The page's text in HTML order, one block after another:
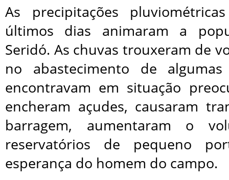
As precipitações
últimos dias animaram a
Seridó. As chuvas trouxeram de
no abastecimento de
encontravam em situação
encheram açudes, causaram
barragem, aumentaram o
reservatórios de pequeno
esperança do homem do campo.